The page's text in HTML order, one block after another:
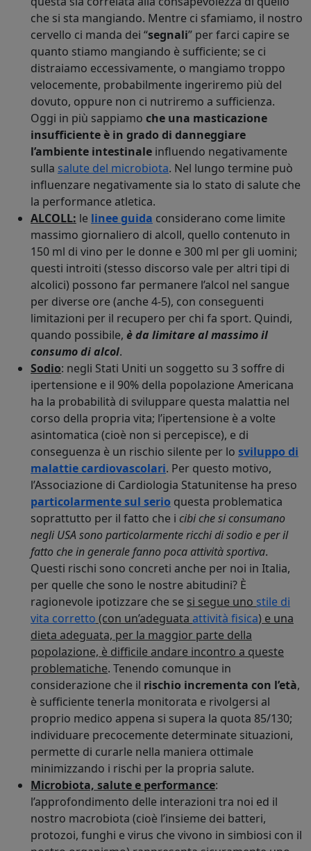
che si sta mangiando. Mentre ci sfamiamo, il nostro
cervello ci manda dei “segnali” per farci capire se
quanto stiamo mangiando è sufficiente; se ci
distraiamo eccessivamente, o mangiamo troppo
velocemente, probabilmente ingeriremo più del
dovuto, oppure non ci nutriremo a sufficienza.
Oggi in più sappiamo che una masticazione
insufficiente è in grado di danneggiare
l’ambiente intestinale influendo negativamente
sulla salute del microbiota. Nel lungo termine può
influenzare negativamente sia lo stato di salute che
la performance atletica.
ALCOLL: le linee guida considerano come limite
massimo giornaliero di alcoll, quello contenuto in
150 ml di vino per le donne e 300 ml per gli uomini;
questi introiti (stesso discorso vale per altri tipi di
alcolici) possono far permanere l’alcol nel sangue
per diverse ore (anche 4-5), con conseguenti
limitazioni per il recupero per chi fa sport. Quindi,
quando possibile, è da limitare al massimo il
consumo di alcol.
Sodio: negli Stati Uniti un soggetto su 3 soffre di
ipertensione e il 90% della popolazione Americana
ha la probabilità di sviluppare questa malattia nel
corso della propria vita; l’ipertensione è a volte
asintomatica (cioè non si percepisce), e di
conseguenza è un rischio silente per lo sviluppo di
malattie cardiovascolari. Per questo motivo,
l’Associazione di Cardiologia Statunitense ha preso
particolarmente sul serio questa problematica
soprattutto per il fatto che i cibi che si consumano
negli USA sono particolarmente ricchi di sodio e per il
fatto che in generale fanno poca attività sportiva.
Questi rischi sono concreti anche per noi in Italia,
per quelle che sono le nostre abitudini? È
ragionevole ipotizzare che se si segue uno stile di
vita corretto (con un’adeguata attività fisica) e una
dieta adeguata, per la maggior parte della
popolazione, è difficile andare incontro a queste
problematiche. Tenendo comunque in
considerazione che il rischio incrementa con l’età,
è sufficiente tenerla monitorata e rivolgersi al
proprio medico appena si supera la quota 85/130;
individuare precocemente determinate situazioni,
permette di curarle nella maniera ottimale
minimizzando i rischi per la propria salute.
Microbiota, salute e performance:
l’approfondimento delle interazioni tra noi ed il
nostro macrobiota (cioè l’insieme dei batteri,
protozoi, funghi e virus che vivono in simbiosi con il